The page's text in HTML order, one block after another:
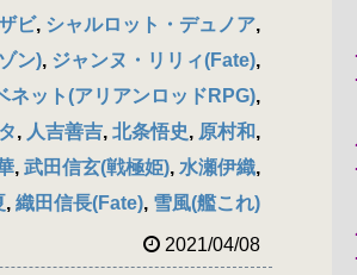
ビ, シャルロット・デュノア,
ン), ジャンヌ・リリィ(Fate),
ネット(アリアンロッドRPG),
, 人吉善吉, 北条悟史, 原村和,
, 武田信玄(戦極姫), 水瀬伊織,
, 織田信長(Fate), 雪風(艦これ)
2021/04/08